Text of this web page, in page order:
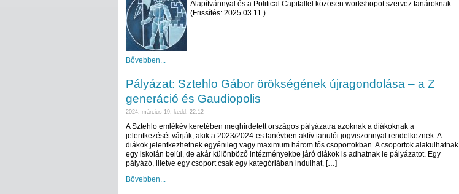
Alapítvánnyal és a Political Capitallel közösen workshopot szervez tanároknak.
(Frissítés: 2025.03.11.)
Bővebben...
Pályázat: Sztehlo Gábor örökségének újragondolása – a Z
generáció és Gaudiopolis
2024. március 19. kedd, 22:12
A Sztehlo emlékév keretében meghirdetett országos pályázatra azoknak a diákoknak a
jelentkezését várják, akik a 2023/2024-es tanévben aktív tanulói jogviszonnyal rendelkeznek. A
diákok jelentkezhetnek egyénileg vagy maximum három fős csoportokban. A csoportok alakulhatnak
egy iskolán belül, de akár különböző intézményekbe járó diákok is adhatnak le pályázatot. Egy
pályázó, illetve egy csoport csak egy kategóriában indulhat, […]
Bővebben...